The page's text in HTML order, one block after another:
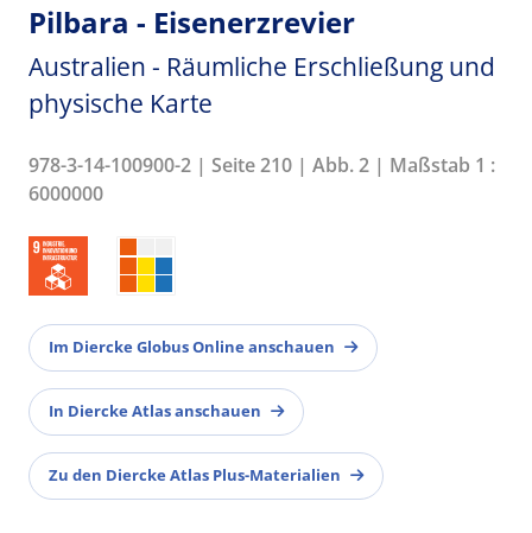
Pilbara - Eisenerzrevier
Australien - Räumliche Erschließung und
physische Karte
978-3-14-100900-2 | Seite 210 | Abb. 2 | Maßstab 1 :
6000000
Im Diercke Globus Online anschauen
In Diercke Atlas anschauen
Zu den Diercke Atlas Plus-Materialien